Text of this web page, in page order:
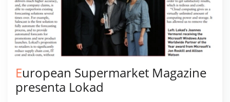
European Supermarket Magazine
presenta Lokad